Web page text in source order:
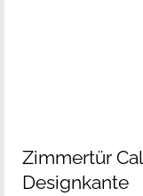
Zimmertür
Designkante